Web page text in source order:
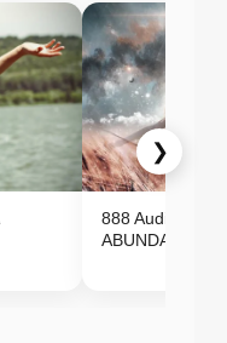
888 Audio
ABUNDANCIA
❯